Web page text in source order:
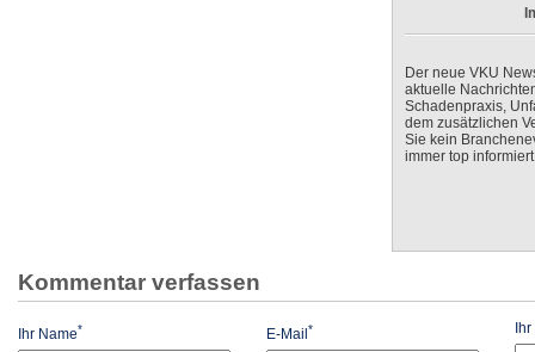
Der neue VKU
aktuelle
Schadenpraxis,
dem zusätzlichen
Sie kein
immer top
Kommentar verfassen
Ihr Name* E-Mail* Ihr